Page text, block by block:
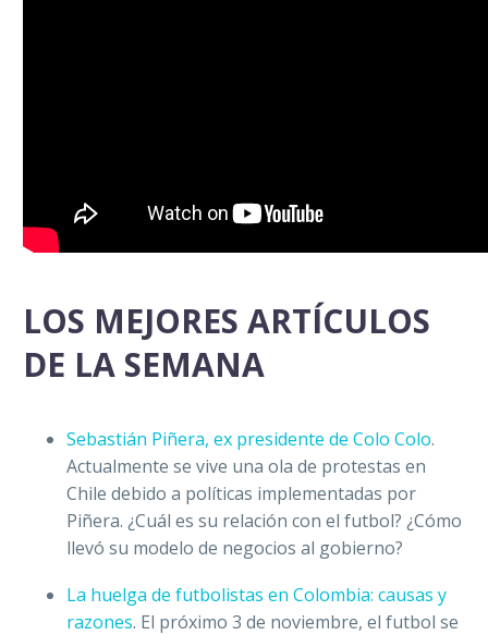
LOS MEJORES ARTÍCULOS
DE LA SEMANA
Sebastián Piñera, ex presidente de Colo Colo.
Actualmente se vive una ola de protestas en
Chile debido a políticas implementadas por
Piñera. ¿Cuál es su relación con el futbol? ¿Cómo
llevó su modelo de negocios al gobierno?
La huelga de futbolistas en Colombia: causas y
razones. El próximo 3 de noviembre, el futbol se